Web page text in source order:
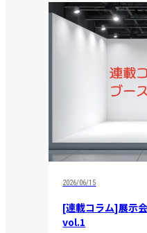
2026/06/15
[連載コラム]展示
vol.1